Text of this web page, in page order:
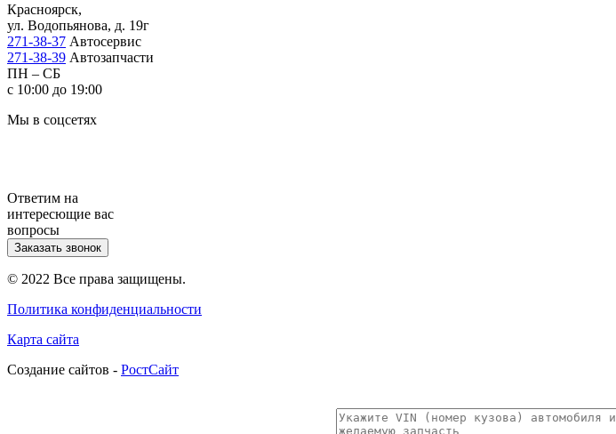
Красноярск,
ул. Водопьянова, д. 19г
271-38-37 Автосервис
271-38-39 Автозапчасти
ПН – СБ
с 10:00 до 19:00
Мы в соцсетях
Ответим на
интересющие вас
вопросы
Заказать звонок
© 2022 Все права защищены.
Политика конфиденциальности
Карта сайта
Cоздание сайтов - РостСайт